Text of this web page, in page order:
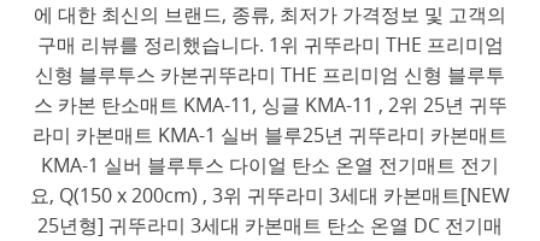
에 대한 최신의 브랜드, 종류, 최저가 가격정보 및 고객의
구매 리뷰를 정리했습니다. 1위 귀뚜라미 THE 프리미엄
신형 블루투스 카본귀뚜라미 THE 프리미엄 신형 블루투
스 카본 탄소매트 KMA-11, 싱글 KMA-11 , 2위 25년 귀뚜
라미 카본매트 KMA-1 실버 블루25년 귀뚜라미 카본매트
KMA-1 실버 블루투스 다이얼 탄소 온열 전기매트 전기
요, Q(150 x 200cm) , 3위 귀뚜라미 3세대 카본매트[NEW
25년형] 귀뚜라미 3세대 카본매트 탄소 온열 DC 전기매